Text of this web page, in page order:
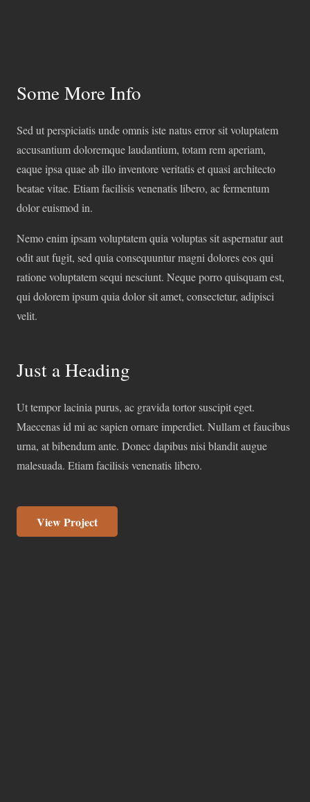
Some More Info
Sed ut perspiciatis unde omnis iste natus error sit voluptatem
accusantium doloremque laudantium, totam rem aperiam,
eaque ipsa quae ab illo inventore veritatis et quasi architecto
beatae vitae. Etiam facilisis venenatis libero, ac fermentum
dolor euismod in.
Nemo enim ipsam voluptatem quia voluptas sit aspernatur aut
odit aut fugit, sed quia consequuntur magni dolores eos qui
ratione voluptatem sequi nesciunt. Neque porro quisquam est,
qui dolorem ipsum quia dolor sit amet, consectetur, adipisci
velit.
Just a Heading
Ut tempor lacinia purus, ac gravida tortor suscipit eget.
Maecenas id mi ac sapien ornare imperdiet. Nullam et faucibus
urna, at bibendum ante. Donec dapibus nisi blandit augue
malesuada. Etiam facilisis venenatis libero.
View Project